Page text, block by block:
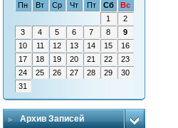
Пн
Вт Ср Чт Пт Сб
Вс
1
2
3
4 5 6 7 8
9
10
11 12 13 14 15
16
17
18 19 20 21 22
23
24
25 26 27 28 29
30
31
Архив Записей